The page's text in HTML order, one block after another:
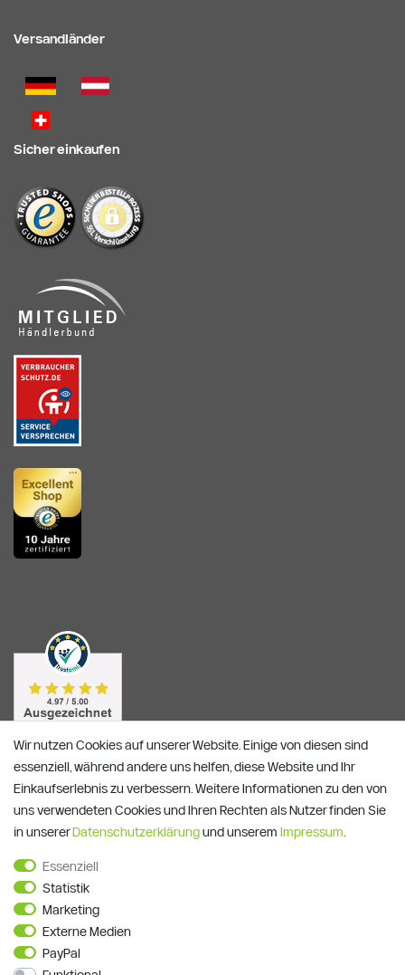
Versandländer
Sicher einkaufen
Alle Preise verstehen sich inkl. ges. MwSt. und zzgl.
© Copyright 2026 | Alle Rechte vorbehalten.
Wir nutzen Cookies auf unserer Website. Einige von diesen sind
essenziell, während andere uns helfen, diese Website und Ihr
Einkaufserlebnis zu verbessern. Weitere Informationen zu den von
uns verwendeten Cookies und Ihren Rechten als Nutzer finden Sie
in unsererDaten­schutz­erklärungund unserem Impressum
Essenziell
Statistik
Marketing
Externe Medien
PayPal